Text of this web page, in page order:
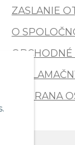
ZASLANIE
O
OCHRANA